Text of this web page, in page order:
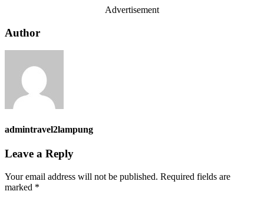
Advertisement
Author
admintravel2lampung
Leave a Reply
Your email address will not be published. Required fields are
marked *